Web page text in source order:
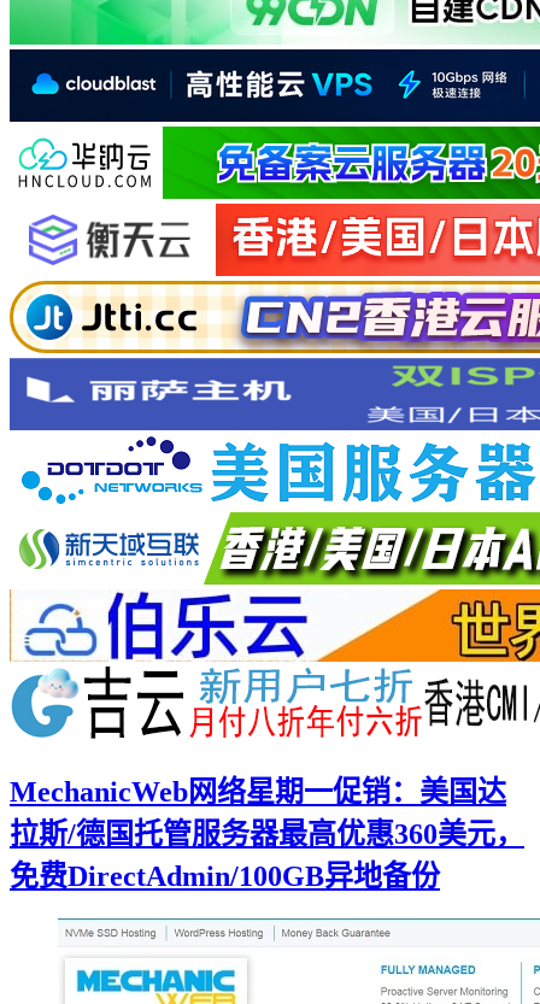
MechanicWeb网络星期一促销：美国达
拉斯/德国托管服务器最高优惠360美元，
免费DirectAdmin/100GB异地备份